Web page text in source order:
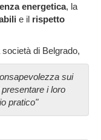
energetica, la
e il rispetto
di Belgrado,
sui
i loro
pratico"